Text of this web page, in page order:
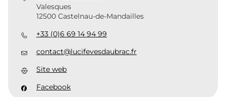
Valesques
12500 Castelnau-de-Mandailles
+33 (0)6 69 14 94 99
contact@lucifevesdaubrac.fr
Site web
Facebook